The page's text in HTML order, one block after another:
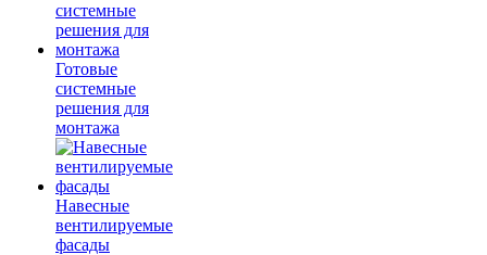
Готовые
системные
решения для
монтажа
Навесные
вентилируемые
фасады